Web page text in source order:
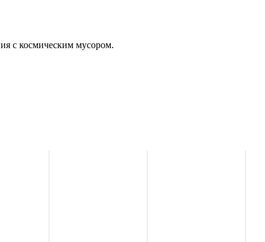
с космическим мусором.